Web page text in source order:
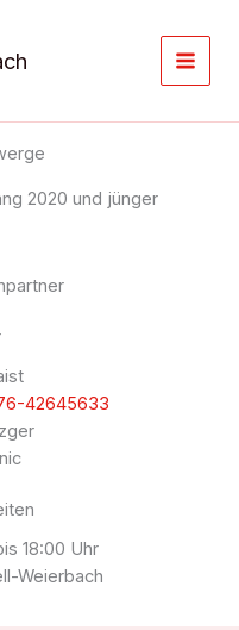
2020 und jünger
42645633
18:00 Uhr
Weierbach